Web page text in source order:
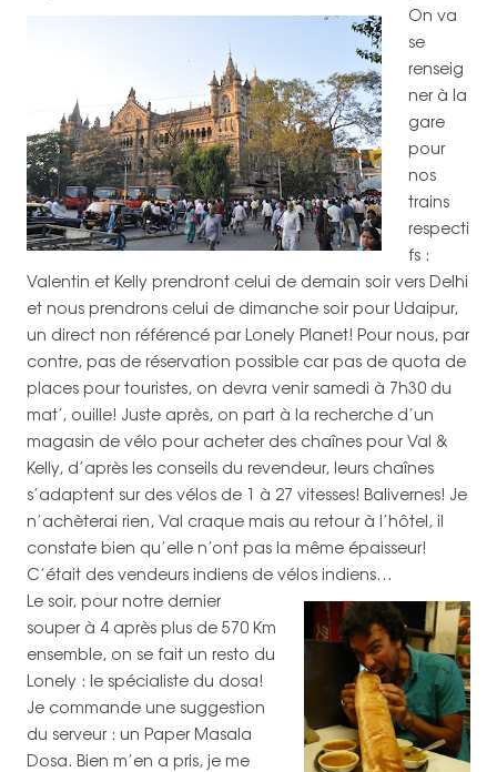
On va
se
renseig
ner à la
gare
pour
nos
trains
respecti
fs :
Valentin et Kelly prendront celui de demain soir vers Delhi
et nous prendrons celui de dimanche soir pour Udaipur,
un direct non référencé par Lonely Planet! Pour nous, par
contre, pas de réservation possible car pas de quota de
places pour touristes, on devra venir samedi à 7h30 du
mat’, ouille! Juste après, on part à la recherche d’un
magasin de vélo pour acheter des chaînes pour Val &
Kelly, d’après les conseils du revendeur, leurs chaînes
s’adaptent sur des vélos de 1 à 27 vitesses! Balivernes! Je
n’achèterai rien, Val craque mais au retour à l’hôtel, il
constate bien qu’elle n’ont pas la même épaisseur!
C’était des vendeurs indiens de vélos indiens…
Le soir, pour notre dernier
souper à 4 après plus de 570 Km
ensemble, on se fait un resto du
Lonely : le spécialiste du dosa!
Je commande une suggestion
du serveur : un Paper Masala
Dosa. Bien m’en a pris, je me